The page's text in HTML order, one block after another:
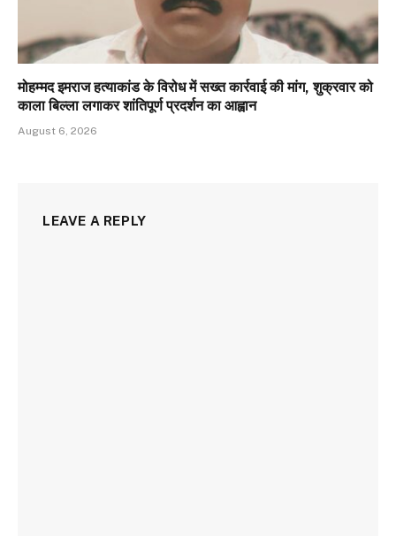
मोहम्मद इमराज हत्याकांड के विरोध में सख्त कार्रवाई की मांग, शुक्रवार को
काला बिल्ला लगाकर शांतिपूर्ण प्रदर्शन का आह्वान
August 6, 2026
LEAVE A REPLY